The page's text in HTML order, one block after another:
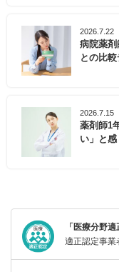
2026.7.22
病院薬
との比
2026.7.15
薬剤師1
い」と
「医療分野
適正認定事業